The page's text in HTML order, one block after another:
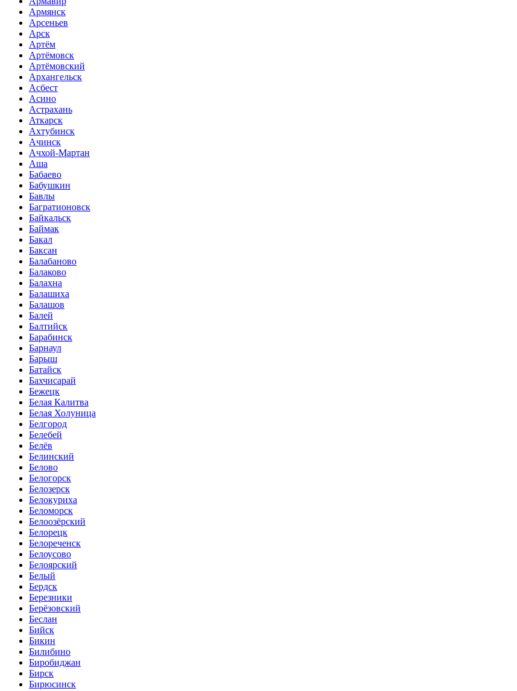
Армянск
Арсеньев
Арск
Артём
Артёмовск
Артёмовский
Архангельск
Асбест
Асино
Астрахань
Аткарск
Ахтубинск
Ачинск
Ачхой-Мартан
Аша
Бабаево
Бабушкин
Бавлы
Багратионовск
Байкальск
Баймак
Бакал
Баксан
Балабаново
Балаково
Балахна
Балашиха
Балашов
Балей
Балтийск
Барабинск
Барнаул
Барыш
Батайск
Бахчисарай
Бежецк
Белая Калитва
Белая Холуница
Белгород
Белебей
Белёв
Белинский
Белово
Белогорск
Белозерск
Белокуриха
Беломорск
Белоозёрский
Белорецк
Белореченск
Белоусово
Белоярский
Белый
Бердск
Березники
Берёзовский
Беслан
Бийск
Бикин
Билибино
Биробиджан
Бирск
Бирюсинск